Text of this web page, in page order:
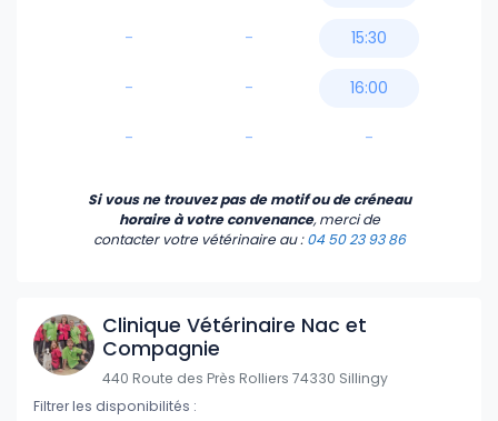
-
-
-
-
-
-
15:30
16:00
-
Si vous ne trouvez pas de motif ou de créneau
horaire à votre convenance, merci de
contacter votre vétérinaire au :04 50 23 93 86
Clinique Vétérinaire Nac et
Compagnie
440 Route des Près Rolliers 74330 Sillingy
Filtrer les disponibilités :